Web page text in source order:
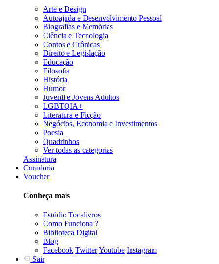
Arte e Design
Autoajuda e Desenvolvimento Pessoal
Biografias e Memórias
Ciência e Tecnologia
Contos e Crônicas
Direito e Legislação
Educação
Filosofia
História
Humor
Juvenil e Jovens Adultos
LGBTQIA+
Literatura e Ficção
Negócios, Economia e Investimentos
Poesia
Quadrinhos
Ver todas as categorias
Assinatura
Curadoria
Voucher
Conheça mais
Estúdio Tocalivros
Como Funciona ?
Biblioteca Digital
Blog
Facebook TwitterYoutube Instagram
Sair